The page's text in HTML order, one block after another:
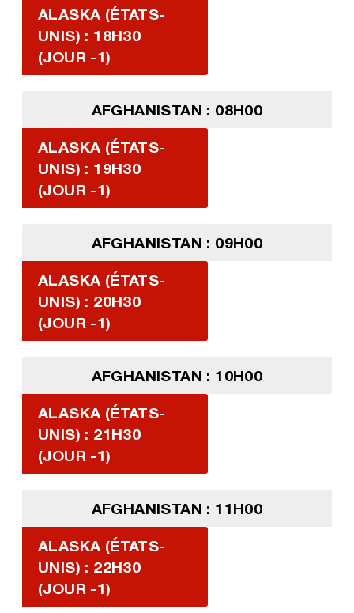
ALASKA (ÉTATS-
UNIS) : 18H30
(JOUR -1)
AFGHANISTAN : 08H00
ALASKA (ÉTATS-
UNIS) : 19H30
(JOUR -1)
AFGHANISTAN : 09H00
ALASKA (ÉTATS-
UNIS) : 20H30
(JOUR -1)
AFGHANISTAN : 10H00
ALASKA (ÉTATS-
UNIS) : 21H30
(JOUR -1)
AFGHANISTAN : 11H00
ALASKA (ÉTATS-
UNIS) : 22H30
(JOUR -1)